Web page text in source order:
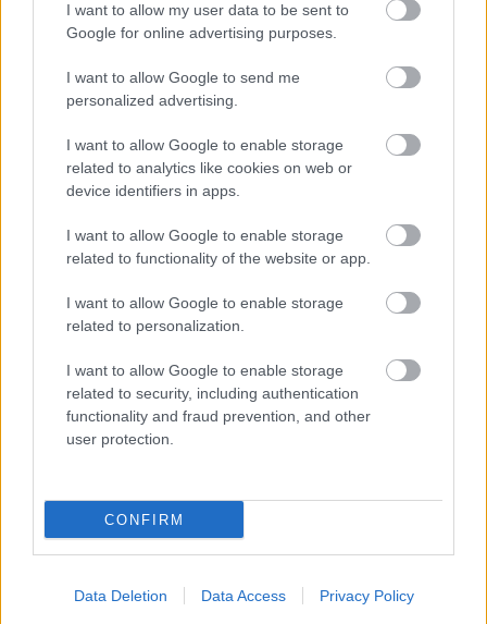
I want to allow my user data to be sent to
Google for online advertising purposes.
I want to allow Google to send me
personalized advertising.
I want to allow Google to enable storage
related to analytics like cookies on web or
device identifiers in apps.
I want to allow Google to enable storage
related to functionality of the website or app.
I want to allow Google to enable storage
related to personalization.
I want to allow Google to enable storage
related to security, including authentication
functionality and fraud prevention, and other
user protection.
CONFIRM
Data Deletion Data Access Privacy Policy
TERMÉSZETFELETTI ERŐK ÉS ELFELEDETT
TITKOK: ITT A SHELBY OAKS – A GONOSZ
NYOMÁBAN MAGYAR ELŐZETESE
SZÁGULDÁS, SÁRKÁNYOK, ROSSZFIÚK – A NYÁR
10 LEGKEDVELTEBB MOZIJA MAGYARORSZÁGON
A bejegyzés trackback címe:
https://kulturpart.hu/api/trackback/id/7920676
minősülnek, értük aszolgáltatás technikaiüzemeltetője semmilyen felelősséget